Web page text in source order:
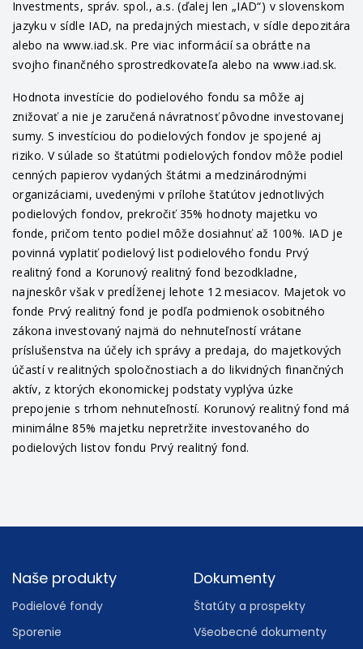
Investments, správ. spol., a.s. (ďalej len „IAD“) v slovenskom
jazyku v sídle IAD, na predajných miestach, v sídle depozitára
alebo na www.iad.sk. Pre viac informácií sa obráťte na
svojho finančného sprostredkovateľa alebo na www.iad.sk.
Hodnota investície do podielového fondu sa môže aj
znižovať a nie je zaručená návratnosť pôvodne investovanej
sumy. S investíciou do podielových fondov je spojené aj
riziko. V súlade so štatútmi podielových fondov môže podiel
cenných papierov vydaných štátmi a medzinárodnými
organizáciami, uvedenými v prílohe štatútov jednotlivých
podielových fondov, prekročiť 35% hodnoty majetku vo
fonde, pričom tento podiel môže dosiahnuť až 100%. IAD je
povinná vyplatiť podielový list podielového fondu Prvý
realitný fond a Korunový realitný fond bezodkladne,
najneskôr však v predĺženej lehote 12 mesiacov. Majetok vo
fonde Prvý realitný fond je podľa podmienok osobitného
zákona investovaný najmä do nehnuteľností vrátane
príslušenstva na účely ich správy a predaja, do majetkových
účastí v realitných spoločnostiach a do likvidných finančných
aktív, z ktorých ekonomickej podstaty vyplýva úzke
prepojenie s trhom nehnuteľností. Korunový realitný fond má
minimálne 85% majetku nepretržite investovaného do
podielových listov fondu Prvý realitný fond.
Footer
Naše produkty
Podielové fondy
Sporenie
Dokumenty
Štatúty a prospekty
Všeobecné dokumenty